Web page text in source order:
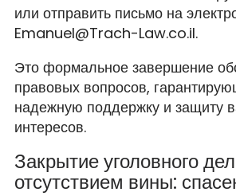
или отправить письмо на
Emanuel@Trach-Law.co.il.
Это формальное завершение
правовых вопросов,
надежную поддержку и защиту
интересов.
Закрытие уголовного
отсутствием вины: